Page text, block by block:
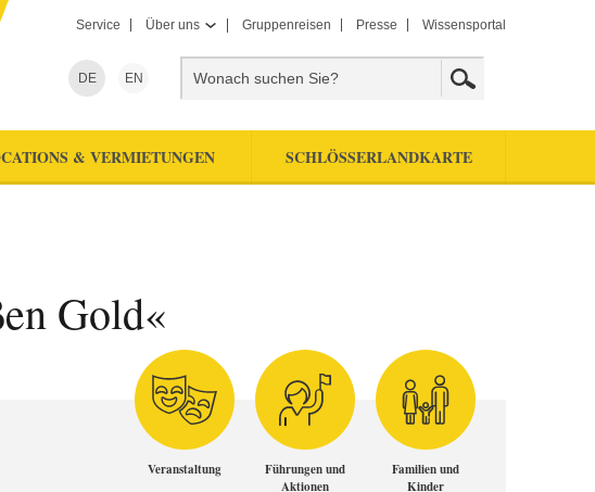
Service Über uns Gruppenreisen Presse Wissensportal
DE EN
& VERMIETUNGEN SCHLÖSSERLANDKARTE
Gold«
Veranstaltung
Führungen und
Aktionen
Familien und
Kinder